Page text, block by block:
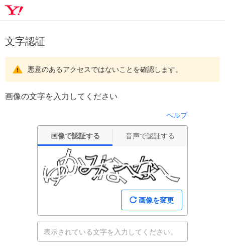
文字認証
悪意のあるアクセスではないことを確認します。
画像の文字を入力してください
ヘルプ
画像で認証する 音声で認証する
画像を変更